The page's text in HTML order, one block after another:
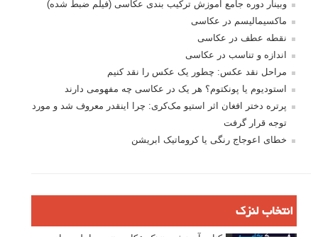
وبینار دوره جامع آموزش ترکیب بندی عکاسی (فیلم ضبط شده)
ماکسیمالیسم در عکاسی
نقطه عطف در عکاسی
اندازه و تناسب در عکاسی
مراحل نقد عکس: چطور یک عکس را نقد کنیم
استودیوم یا پونکتوم؟ هر یک در عکاسی چه مفهومی دارند
پرتره دختر افغان اثر استیو مک‌کری: چرا اینقدر معروف شد و مورد
توجه قرار گرفت
خطای اعوجاج رنگی یا کروماتیک ابریشن
انتخاب لنزک